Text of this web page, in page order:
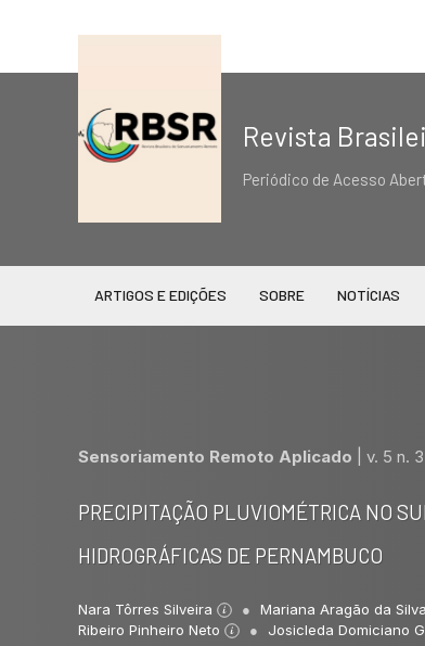
Revista
Periódico de Acesso
ARTIGOS E EDIÇÕES SOBRE NOTÍCIAS
Sensoriamento Remoto Aplicado v. 5 n.
PRECIPITAÇÃO PLUVIOMÉTRICA NO
HIDROGRÁFICAS DE PERNAMBUCO
Nara Tôrres Silveira Mariana Aragão da Silva
Ribeiro Pinheiro Neto
Josicleda Domiciano